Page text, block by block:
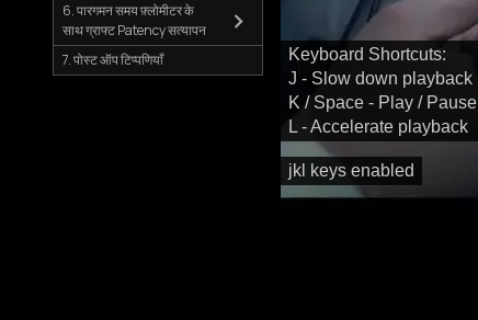
jkl keys enabled
Keyboard Shortcuts:
J - Slow down playback
K / Space - Play / Pause
L - Accelerate playback
6. पारगमन समय फ़्लोमीटर के
साथ ग्राफ्ट Patency सत्यापन
7. पोस्ट ऑप टिप्पणियाँ